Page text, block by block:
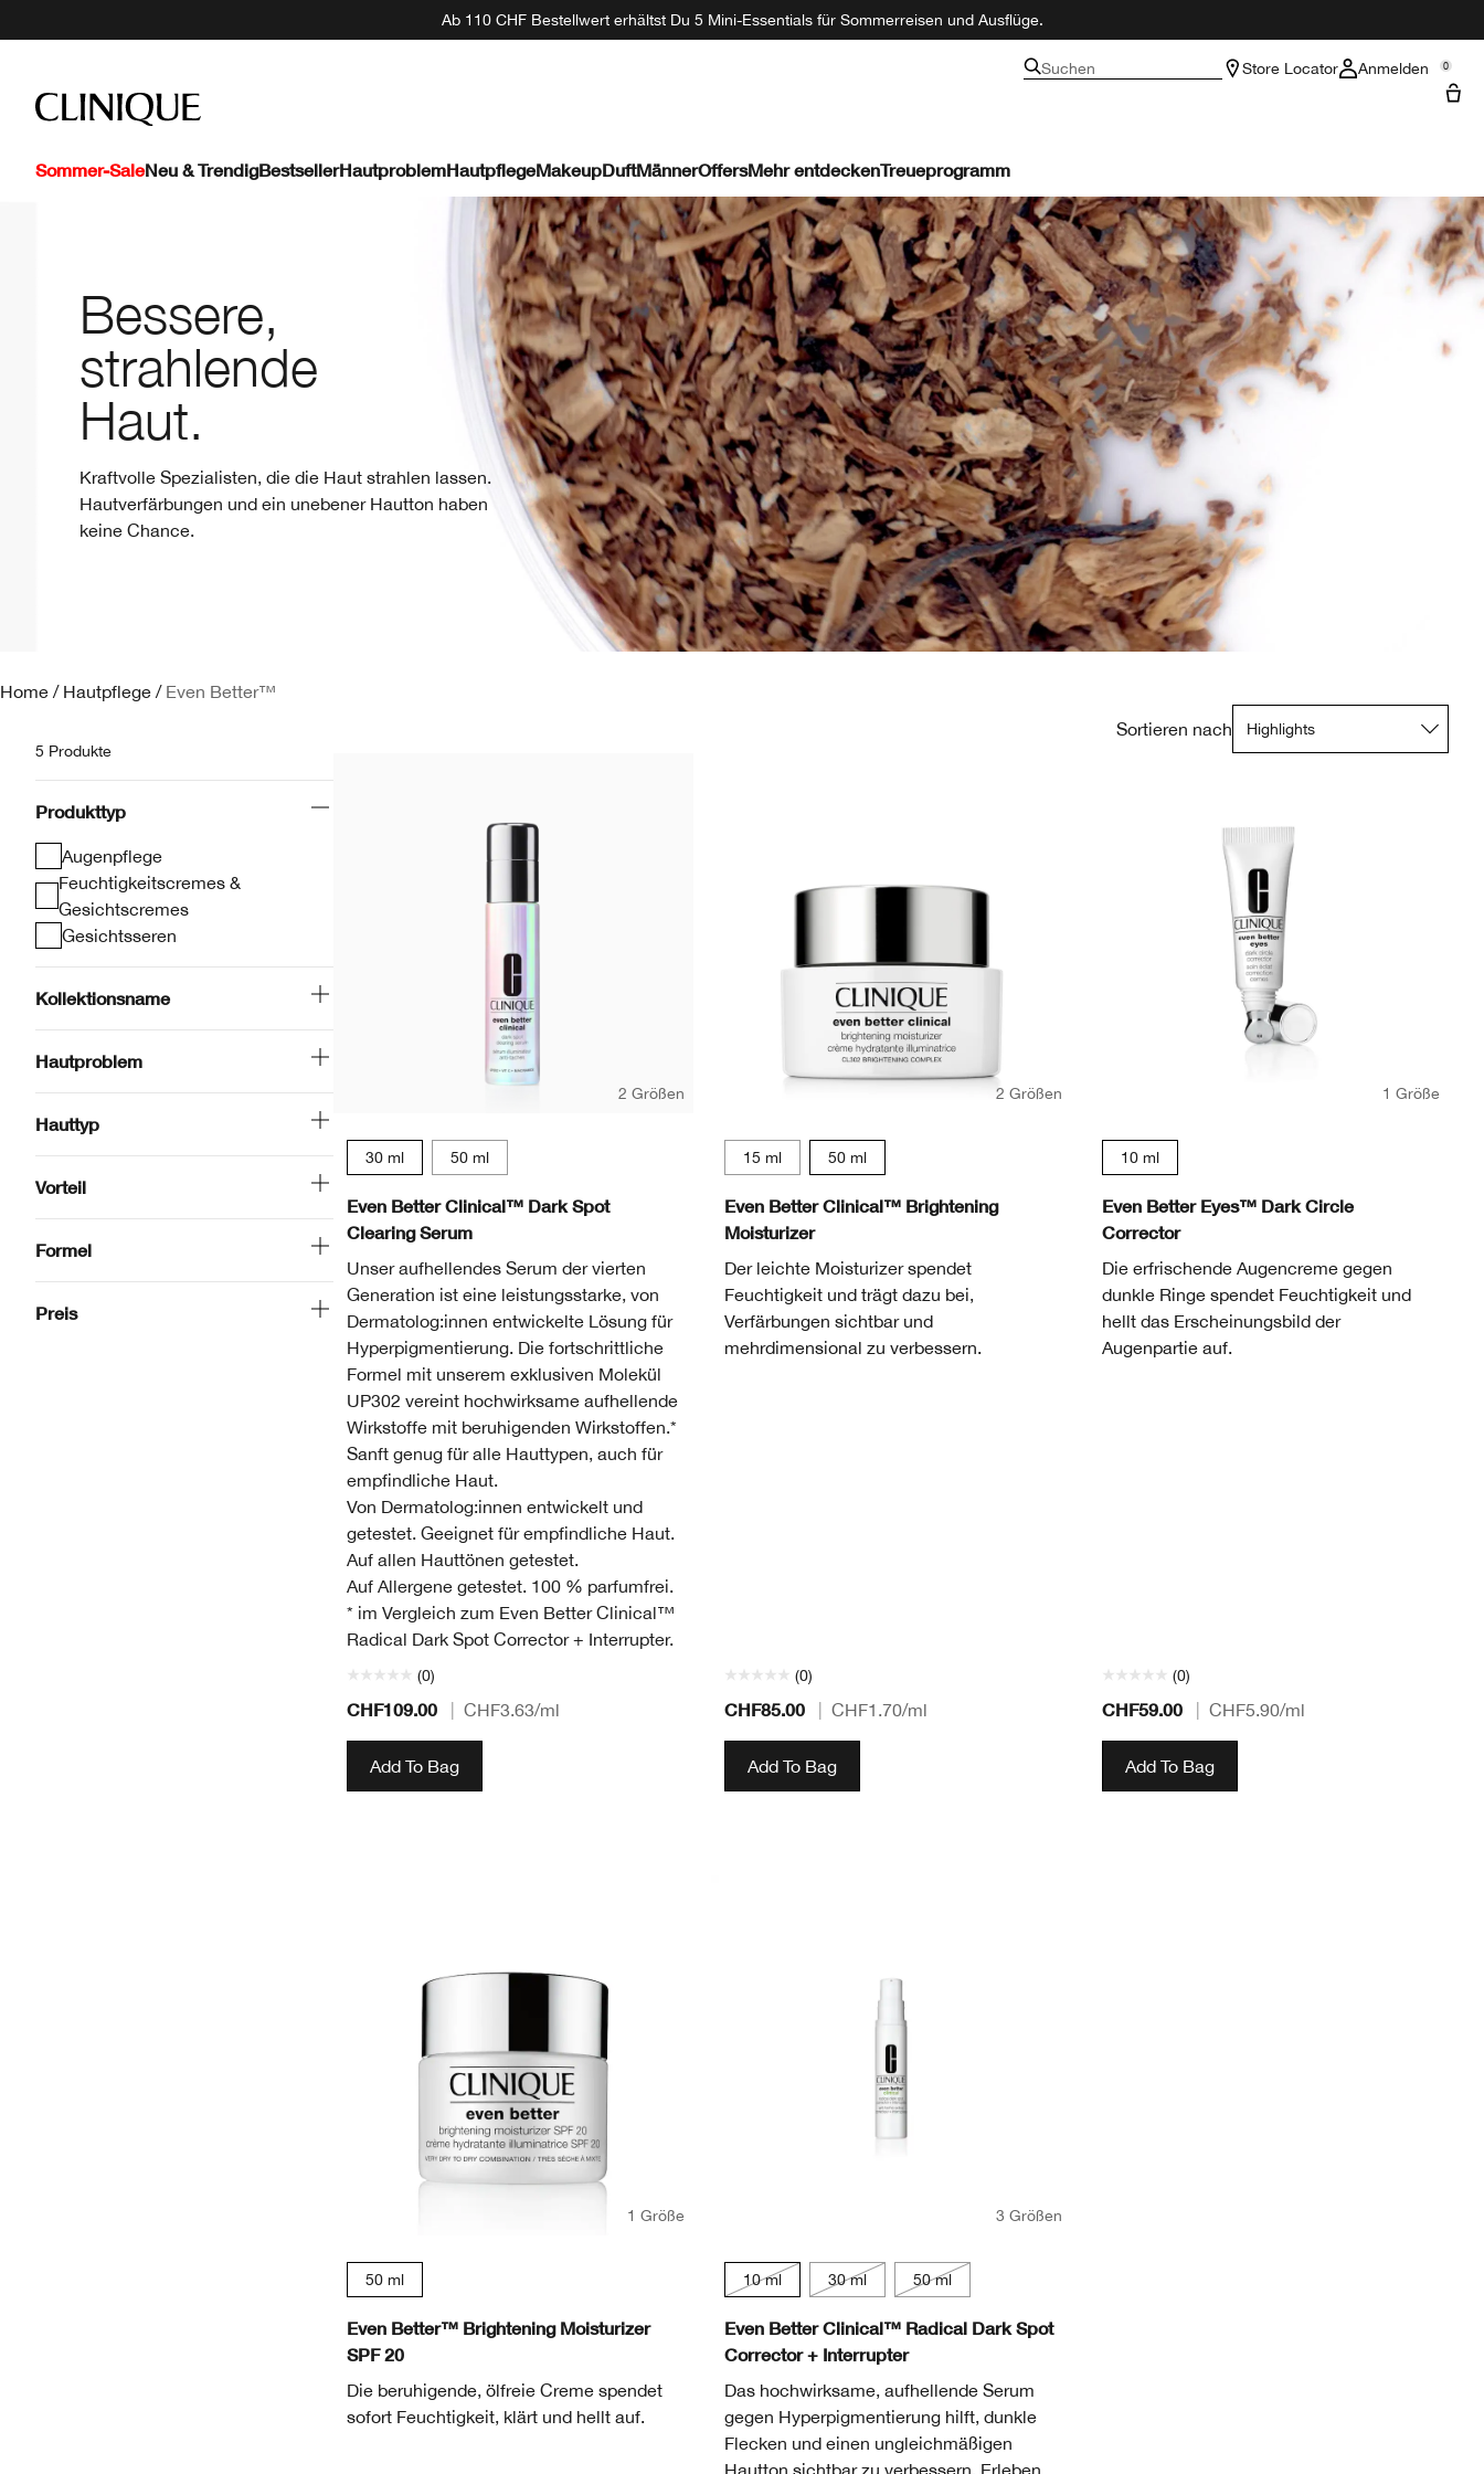
Ab 110 CHF Bestellwert erhältst Du 5 Mini-Essentials für Sommerreisen und Ausflüge.
Suchen Store Locator Anmelden 0
Sommer-SaleNeu & TrendigBestsellerHautproblemHautpflegeMakeupDuftMännerOffersMehr entdeckenTreueprogramm
Bessere,
strahlende
Haut.
Kraftvolle Spezialisten, die die Haut strahlen lassen.
Hautverfärbungen und ein unebener Hautton haben
keine Chance.
Home / Hautpflege / Even Better™
5 Produkte
Produkttyp
Augenpflege
Feuchtigkeitscremes &
Gesichtscremes
Gesichtsseren
Kollektionsname
Hautproblem
Hauttyp
Vorteil
Formel
Preis
Sortieren nach
2 Größen
30 ml 50 ml
Even Better Clinical™ Dark Spot
Clearing Serum
Unser aufhellendes Serum der vierten
Generation ist eine leistungsstarke, von
Dermatolog:innen entwickelte Lösung für
Hyperpigmentierung. Die fortschrittliche
Formel mit unserem exklusiven Molekül
UP302 vereint hochwirksame aufhellende
Wirkstoffe mit beruhigenden Wirkstoffen.*
Sanft genug für alle Hauttypen, auch für
empfindliche Haut.
Von Dermatolog:innen entwickelt und
getestet. Geeignet für empfindliche Haut.
Auf allen Hauttönen getestet.
Auf Allergene getestet. 100 % parfumfrei.
* im Vergleich zum Even Better Clinical™
Radical Dark Spot Corrector + Interrupter.
(0)
CHF109.00 CHF3.63/ml
Add To Bag
2 Größen
15 ml 50 ml
Even Better Clinical™ Brightening
Moisturizer
Der leichte Moisturizer spendet
Feuchtigkeit und trägt dazu bei,
Verfärbungen sichtbar und
mehrdimensional zu verbessern.
(0)
CHF85.00 CHF1.70/ml
Add To Bag
1 Größe
10 ml
Even Better Eyes™ Dark Circle
Corrector
Die erfrischende Augencreme gegen
dunkle Ringe spendet Feuchtigkeit und
hellt das Erscheinungsbild der
Augenpartie auf.
(0)
CHF59.00 CHF5.90/ml
Add To Bag
1 Größe
50 ml
Even Better™ Brightening Moisturizer
SPF 20
Die beruhigende, ölfreie Creme spendet
sofort Feuchtigkeit, klärt und hellt auf.
3 Größen
10 ml 30 ml 50 ml
Even Better Clinical™ Radical Dark Spot
Corrector + Interrupter
Das hochwirksame, aufhellende Serum
gegen Hyperpigmentierung hilft, dunkle
Flecken und einen ungleichmäßigen
Hautton sichtbar zu verbessern. Erleben